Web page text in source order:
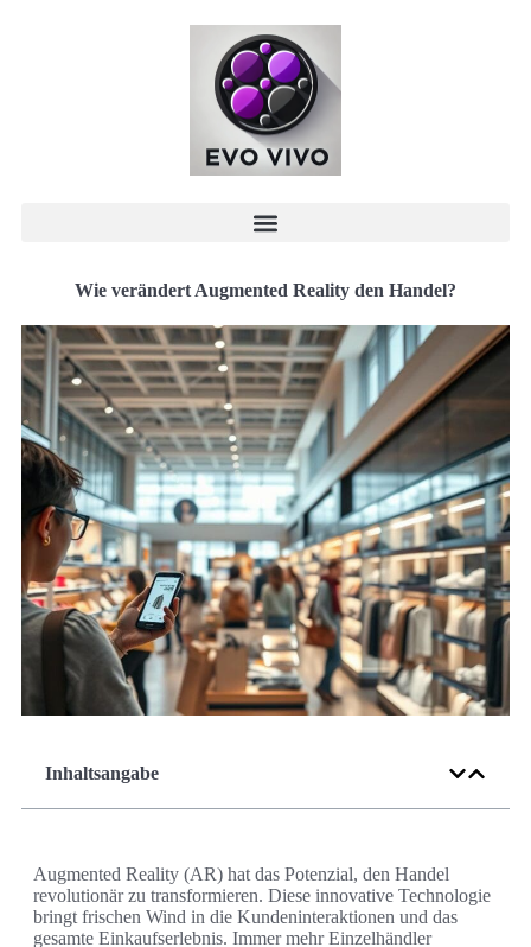
Wie verändert Augmented Reality den Handel?
Inhaltsangabe
Augmented Reality (AR) hat das Potenzial, den Handel
revolutionär zu transformieren. Diese innovative Technologie
bringt frischen Wind in die Kundeninteraktionen und das
gesamte Einkaufserlebnis. Immer mehr Einzelhändler